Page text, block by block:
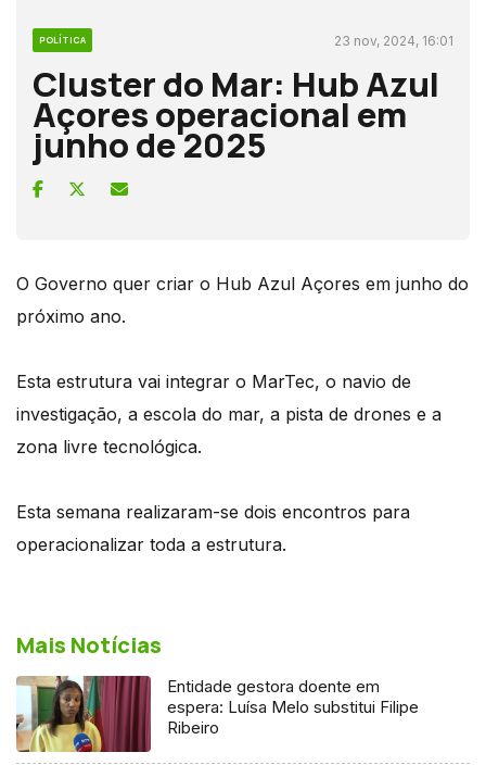
POLÍTICA 23 nov, 2024, 16:01
Cluster do Mar: Hub Azul
Açores operacional em
junho de 2025
O Governo quer criar o Hub Azul Açores em junho do
próximo ano.
Esta estrutura vai integrar o MarTec, o navio de
investigação, a escola do mar, a pista de drones e a
zona livre tecnológica.
Esta semana realizaram-se dois encontros para
operacionalizar toda a estrutura.
Mais Notícias
Entidade gestora doente em
espera: Luísa Melo substitui Filipe
Ribeiro